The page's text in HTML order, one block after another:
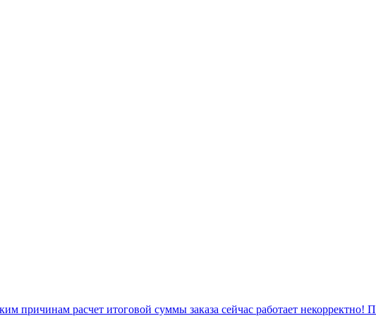
причинам расчет итоговой суммы заказа сейчас работает